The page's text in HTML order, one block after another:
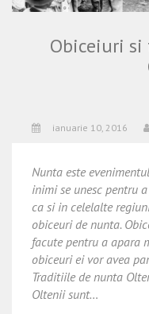
Obiceiuri
ianuarie 10, 2016
Nunta este
inimi se unesc pentru
ca si in celelalte
obiceuri de nunta.
facute pentru a apara
obiceuri ei vor avea
Traditiile de nunta
Oltenii sunt…